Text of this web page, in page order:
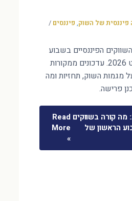
פיננסית של השוק, פיננסים /
הפיננסיים בשבוע
הראשון של אוגוסט 2026. עדכונים ממקורות
מגמות השוק, תחזיות ומה
פרישה.
מה קורה בשווקים
הראשון של
Read
More
»